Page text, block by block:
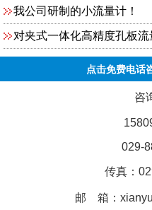
我公司研制的小流量计！
对夹式一体化高精度孔板流
点击免费电话
咨
029-
传真：
邮 箱：